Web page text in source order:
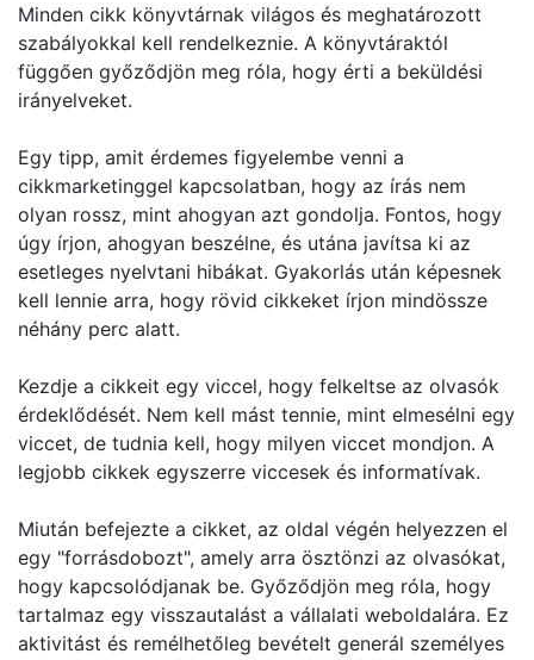
Minden cikk könyvtárnak világos és meghatározott
szabályokkal kell rendelkeznie. A könyvtáraktól
függően győződjön meg róla, hogy érti a beküldési
irányelveket.
Egy tipp, amit érdemes figyelembe venni a
cikkmarketinggel kapcsolatban, hogy az írás nem
olyan rossz, mint ahogyan azt gondolja. Fontos, hogy
úgy írjon, ahogyan beszélne, és utána javítsa ki az
esetleges nyelvtani hibákat. Gyakorlás után képesnek
kell lennie arra, hogy rövid cikkeket írjon mindössze
néhány perc alatt.
Kezdje a cikkeit egy viccel, hogy felkeltse az olvasók
érdeklődését. Nem kell mást tennie, mint elmesélni egy
viccet, de tudnia kell, hogy milyen viccet mondjon. A
legjobb cikkek egyszerre viccesek és informatívak.
Miután befejezte a cikket, az oldal végén helyezzen el
egy "forrásdobozt", amely arra ösztönzi az olvasókat,
hogy kapcsolódjanak be. Győződjön meg róla, hogy
tartalmaz egy visszautalást a vállalati weboldalára. Ez
aktivitást és remélhetőleg bevételt generál személyes